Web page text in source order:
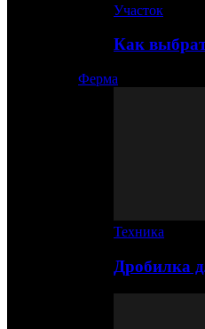
Участок
Как
Ферма
Техника
Дробилка